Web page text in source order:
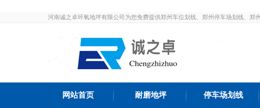
河南诚之卓环氧地坪有限公司为您免费提供郑州车位划线、郑州停车场划线、
网站首页 耐磨地坪 停车场划线